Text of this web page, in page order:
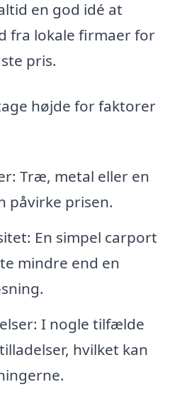
en god idé at
fra lokale firmaer for
pris.
højde for faktorer
Træ, metal eller en
påvirke prisen.
En simpel carport
mindre end en
I nogle tilfælde
hvilket kan